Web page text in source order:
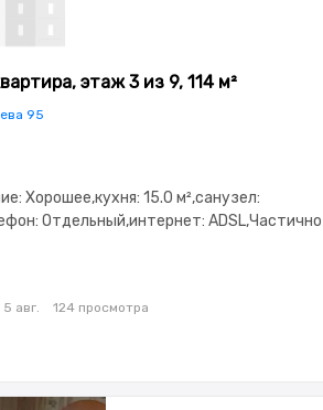
этаж 3 из 9, 114 м²
95
Хорошее,кухня: 15.0 м²,санузел:
Отдельный,интернет: ADSL,Частично
меблирована,паркинг: Рядом
двор,Кондиционер
5 авг. 124 просмотра